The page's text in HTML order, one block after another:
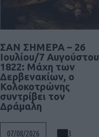
ΣΑΝ ΣΗΜΕΡΑ – 26
Ιουλίου/7 Αυγούστου
1822: Μάχη των
Δερβενακίων, ο
Κολοκοτρώνης
συντρίβει τον
Δράμαλη
07/08/2026 3